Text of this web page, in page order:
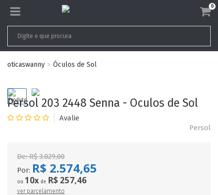
0
oticaswanny Óculos de Sol
Persol 203 2448 Senna - Oculos de Sol
Persol
De:R$ 3.029,00
Por: R$ 2.574,65
ou 10x de R$ 257,46
ver parcelamento